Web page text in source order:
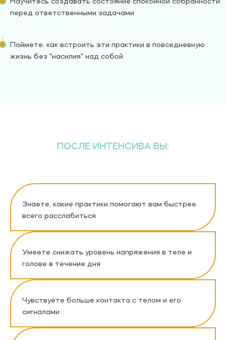
Научитесь создавать состояние спокойной собранности
перед ответственными задачами
Поймете, как встроить эти практики в повседневную
жизнь без "насилия" над собой
ПОСЛЕ ИНТЕНСИВА ВЫ:
Знаете, какие практики помогают вам быстрее
всего расслабиться
Умеете снижать уровень напряжения в теле и
голове в течение дня
Чувствуете больше контакта с телом и его
сигналами